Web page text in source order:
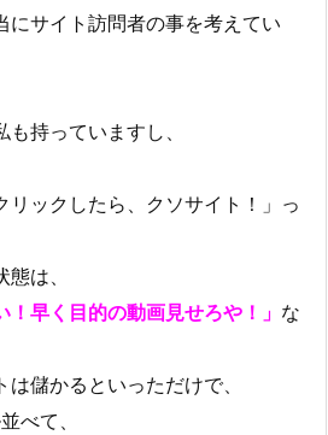
にサイト訪問者の事を考えてい
持っていますし、
リックしたら、クソサイト！」っ
は、
！早く目的の動画見せろや！」 な
儲かるといっただけで、
べて、